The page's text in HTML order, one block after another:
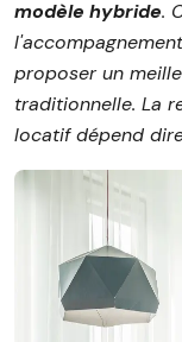
modèle hybride.
proposer un
traditionnelle. La
locatif dépend